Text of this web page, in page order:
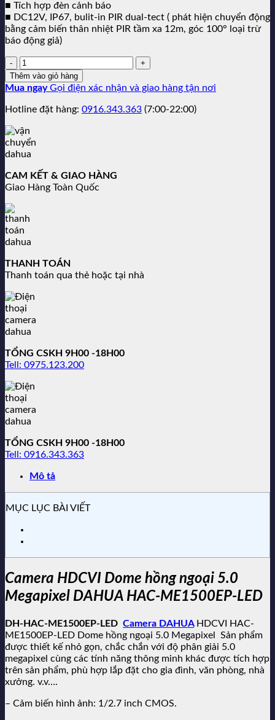
■ Tích hợp đèn cảnh báo
■ DC12V, IP67, bulit-in PIR dual-tect ( phát hiện chuyển động
bằng cảm biến thân nhiệt PIR tầm xa 12m, góc 100° loại trừ
báo động giả)
Số
lượng:
Thêm vào giỏ hàng
Mua ngay Gọi điện xác nhận và giao hàng tận nơi
Hotline đặt hàng: 0916.343.363 (7:00-22:00)
CAM KẾT & GIAO HÀNG
Giao Hàng Toàn Quốc
THANH TOÁN
Thanh toán qua thẻ hoặc tại nhà
TỔNG CSKH 9H00 -18H00
Tell: 0975.123.200
TỔNG CSKH 9H00 -18H00
Tell: 0916.343.363
Mô tả
MỤC LỤC BÀI VIẾT
Camera HDCVI Dome hồng ngoại 5.0
Megapixel DAHUA HAC-ME1500EP-LED
DH-HAC-ME1500EP-LED Camera DAHUA HDCVI HAC-
ME1500EP-LED Dome hồng ngoại 5.0 Megapixel Sản phẩm
được thiết kế nhỏ gọn, chắc chắn với độ phân giải 5.0
megapixel cùng các tính năng thông minh khác được tích hợp
trên sản phẩm, phù hợp lắp đặt cho gia đình, văn phòng, nhà
xưởng. v.v….
– Cảm biến hình ảnh: 1/2.7 inch CMOS.